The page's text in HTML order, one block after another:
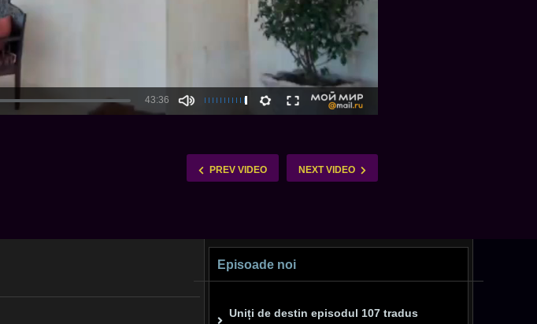
PREV VIDEO NEXT VIDEO
Episoade noi
Uniți de destin episodul 107 tradus